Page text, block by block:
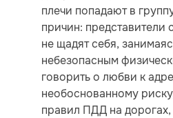
плечи попадают в
причин: представители
не щадят себя,
небезопасным
говорить о любви к
необоснованному
правил ПДД на